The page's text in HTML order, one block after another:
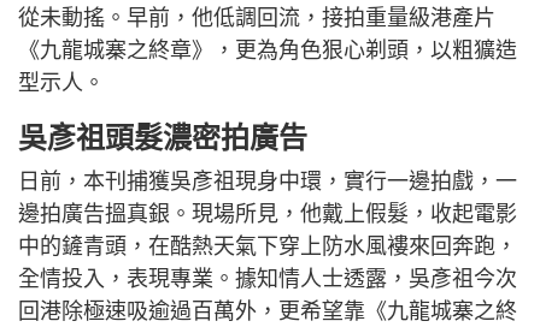
從未動搖。早前，他低調回流，接拍重量級港產片
《九龍城寨之終章》，更為角色狠心剃頭，以粗獷造
型示人。
吳彥祖頭髮濃密拍廣告
日前，本刊捕獲吳彥祖現身中環，實行一邊拍戲，一
邊拍廣告搵真銀。現場所見，他戴上假髮，收起電影
中的鏟青頭，在酷熱天氣下穿上防水風褸來回奔跑，
全情投入，表現專業。據知情人士透露，吳彥祖今次
回港除極速吸逾過百萬外，更希望靠《九龍城寨之終